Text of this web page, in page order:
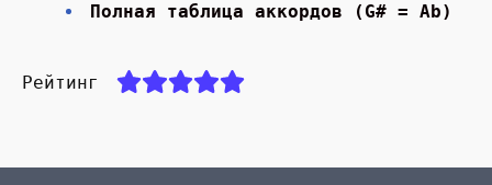
Полная таблица аккордов (G# = Ab)
Рейтинг